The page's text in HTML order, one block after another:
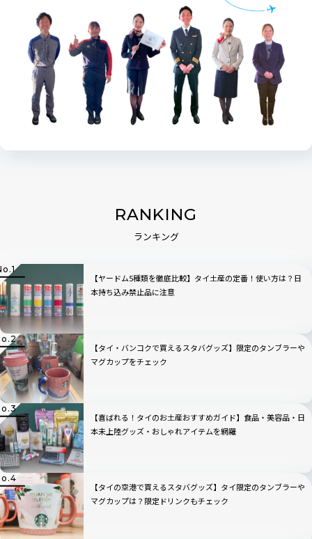
RANKING
ランキング
【ヤードム5種類を徹底比較】タイ土産の定番！使い方は？日
本持ち込み禁止品に注意
【タイ・バンコクで買えるスタバグッズ】限定のタンブラーや
マグカップをチェック
【喜ばれる！タイのお土産おすすめガイド】食品・美容品・日
本未上陸グッズ・おしゃれアイテムを網羅
【タイの空港で買えるスタバグッズ】タイ限定のタンブラーや
マグカップは？限定ドリンクもチェック